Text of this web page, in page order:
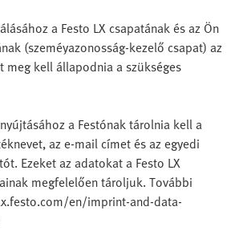
a Festo LX csapatának és az Ön
(szeméyazonosság-kezelő csapat) az
meg kell állapodnia a szükséges
a Festónak tárolnia kell a
az e-mail címet és az egyedi
Ezeket az adatokat a Festo LX
megfelelően tároljuk. További
en/imprint-and-data-